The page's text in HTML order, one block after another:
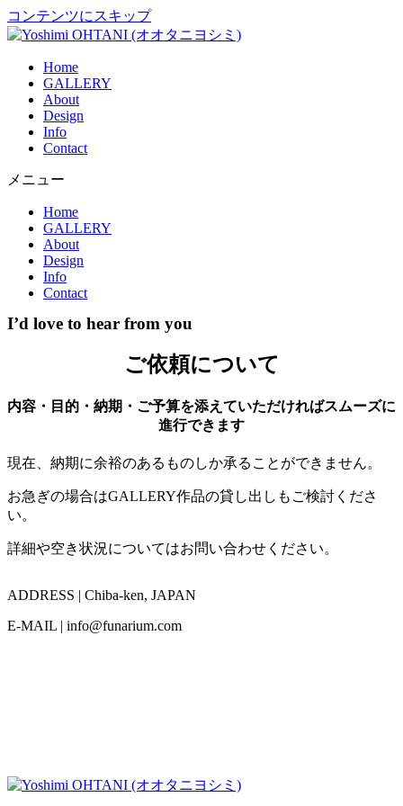
コンテンツにスキップ
Home
GALLERY
About
Design
Info
Contact
メニュー
Home
GALLERY
About
Design
Info
Contact
I’d love to hear from you
ご依頼について
内容・目的・納期・ご予算を添えていただければスムーズに
進行できます
現在、納期に余裕のあるものしか承ることができません。
お急ぎの場合はGALLERY作品の貸し出しもご検討くださ
い。
詳細や空き状況についてはお問い合わせください。
ADDRESS | Chiba-ken, JAPAN
E-MAIL | info@funarium.com